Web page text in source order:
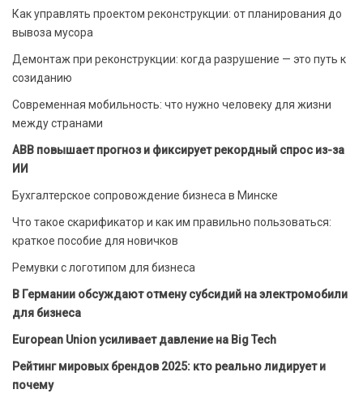
Как управлять проектом реконструкции: от планирования до
вывоза мусора
Демонтаж при реконструкции: когда разрушение — это путь к
созиданию
Современная мобильность: что нужно человеку для жизни
между странами
ABB повышает прогноз и фиксирует рекордный спрос из-за
ИИ
Бухгалтерское сопровождение бизнеса в Минске
Что такое скарификатор и как им правильно пользоваться:
краткое пособие для новичков
Ремувки с логотипом для бизнеса
В Германии обсуждают отмену субсидий на электромобили
для бизнеса
European Union усиливает давление на Big Tech
Рейтинг мировых брендов 2025: кто реально лидирует и
почему